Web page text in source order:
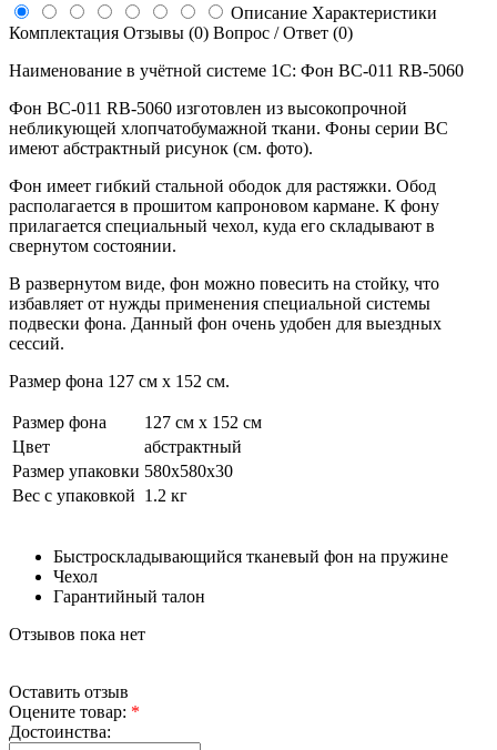
Описание Характеристики
Комплектация Отзывы (0) Вопрос / Ответ (0)
Наименование в учётной системе 1С: Фон BC-011 RB-5060
Фон BC-011 RB-5060 изготовлен из высокопрочной
небликующей хлопчатобумажной ткани. Фоны серии BC
имеют абстрактный рисунок (см. фото).
Фон имеет гибкий стальной ободок для растяжки. Обод
располагается в прошитом капроновом кармане. К фону
прилагается специальный чехол, куда его складывают в
свернутом состоянии.
В развернутом виде, фон можно повесить на стойку, что
избавляет от нужды применения специальной системы
подвески фона. Данный фон очень удобен для выездных
сессий.
Размер фона 127 см х 152 см.
Размер фона
127 см х 152 см
Цвет
абстрактный
Размер упаковки 580х580х30
Вес с упаковкой 1.2 кг
Быстроскладывающийся тканевый фон на пружине
Чехол
Гарантийный талон
Отзывов пока нет
Оставить отзыв
Оцените товар: *
Достоинства: